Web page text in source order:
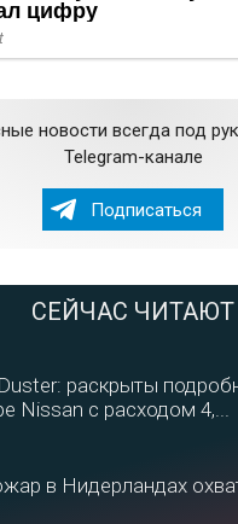
новости всегда под
Telegram-канале
Подписаться
СЕЙЧАС ЧИТАЮТ
раскрыты
Nissan с расходом 4,...
в Нидерландах